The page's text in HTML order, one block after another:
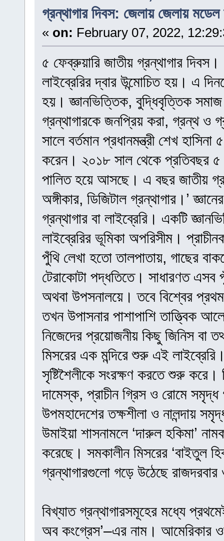
গ্রন্থাগার দিবস: জেলায় জেলায় মডেল
« on: February 07, 2022,
৫ ফেব্রুয়ারি জাতীয় গ্রন্থাগার
লাইব্রেরির দ্বার উন্মোচিত হয়। এ
হয়। জ্ঞানভিত্তিক, বুদ্ধিবৃত্তিক
গ্রন্থাগারকে জনপ্রিয় করা, গ্রন্থ ও
সালে বর্তমান প্রধানমন্ত্রী শেখ
করেন। ২০১৮ সাল থেকে প্রতিবছর ৫
পালিত হয়ে আসছে। এ বছর জাতীয়
অঙ্গীকার, ডিজিটাল গ্রন্থাগার।’
গ্রন্থাগার বা লাইব্রেরি। একটি
লাইব্রেরির ভূমিকা অপরিসীম।
পুঁথি লেখা হতো তালপাতায়, গাছের
টেরাকোটা পদ্ধতিতে। সাধারণত এসব
অথবা উপসনালয়ে। তবে বিশ্বের প্রথম
তখন উপাসনার পাশাপাশি তাত্ত্বিক
নিজেদের প্রয়োজনীয় কিছু জিনিস বা
মিসরের এক মন্দিরে শুরু এই
সৃষ্টিশৈলীকে সংরক্ষণ করতে শুরু করে।
দামেস্ক, প্রাচীন গ্রিস ও রোমে সমৃদ্ধ
উপমহাদেশের তক্ষশীলা ও নালন্দায়
উমাইয়া শাসনামলে ‘দারুল হকিমা’
করেছে। সমকালীন মিসরের ‘বাইতুল
গ্রন্থাগারগুলো গড়ে উঠেছে রাজদরবার
বিখ্যাত গ্রন্থাগারসমূহের মধ্যে
অব কংগ্রেস’–এর নাম। আমেরিকার